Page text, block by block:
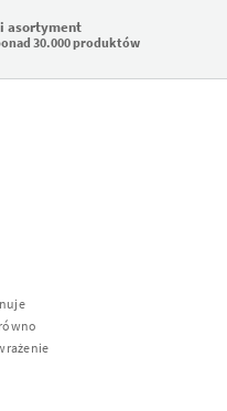
asortyment
30.000 produktów